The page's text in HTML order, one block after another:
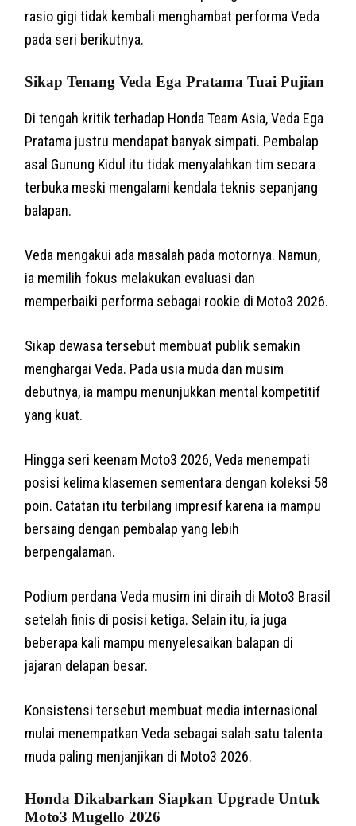
rasio gigi tidak kembali menghambat performa Veda
pada seri berikutnya.
Sikap Tenang Veda Ega Pratama Tuai Pujian
Di tengah kritik terhadap Honda Team Asia, Veda Ega
Pratama justru mendapat banyak simpati. Pembalap
asal Gunung Kidul itu tidak menyalahkan tim secara
terbuka meski mengalami kendala teknis sepanjang
balapan.
Veda mengakui ada masalah pada motornya. Namun,
ia memilih fokus melakukan evaluasi dan
memperbaiki performa sebagai rookie di Moto3 2026.
Sikap dewasa tersebut membuat publik semakin
menghargai Veda. Pada usia muda dan musim
debutnya, ia mampu menunjukkan mental kompetitif
yang kuat.
Hingga seri keenam Moto3 2026, Veda menempati
posisi kelima klasemen sementara dengan koleksi 58
poin. Catatan itu terbilang impresif karena ia mampu
bersaing dengan pembalap yang lebih
berpengalaman.
Podium perdana Veda musim ini diraih di Moto3 Brasil
setelah finis di posisi ketiga. Selain itu, ia juga
beberapa kali mampu menyelesaikan balapan di
jajaran delapan besar.
Konsistensi tersebut membuat media internasional
mulai menempatkan Veda sebagai salah satu talenta
muda paling menjanjikan di Moto3 2026.
Honda Dikabarkan Siapkan Upgrade Untuk
Moto3 Mugello 2026